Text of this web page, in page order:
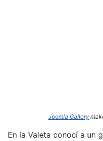
Joomla Gallery
En la Valeta conocí a un